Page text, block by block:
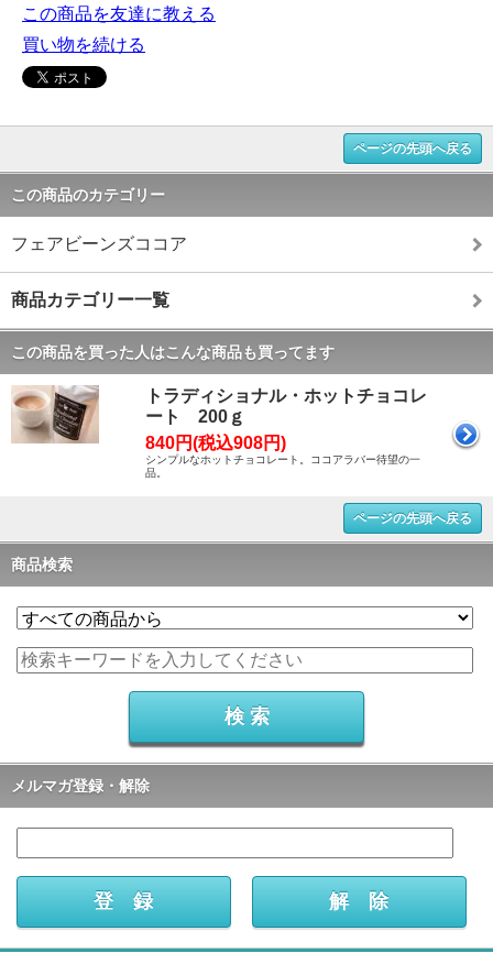
この商品を友達に教える
買い物を続ける
ページの先頭へ戻る
この商品のカテゴリー
フェアビーンズココア
商品カテゴリー一覧
この商品を買った人はこんな商品も買ってます
トラディショナル・ホットチョコレ
ート 200ｇ
840円(税込908円)
シンプルなホットチョコレート。ココアラバー待望の一
品。
ページの先頭へ戻る
商品検索
メルマガ登録・解除